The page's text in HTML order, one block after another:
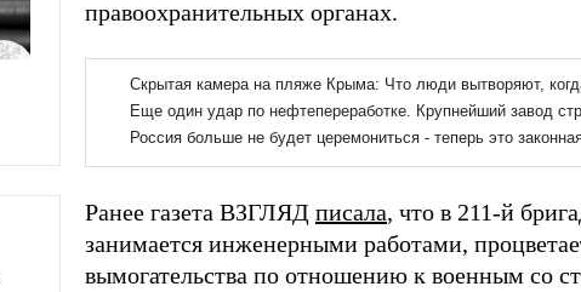
правоохранительных органах.
Ранее газета ВЗГЛЯД писала, что в 211-й
занимается инженерными работами,
вымогательства по отношению к военным со